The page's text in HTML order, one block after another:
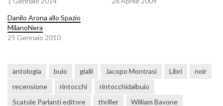
Danilo Arona allo Spazio
MilanoNera
25 Gennaio 2010
antologia buio gialli Jacopo Montrasi Libri
noir
recensione
rintocchi
rintocchidalbuio
Scatole Parlanti editore
thriller William Bavone